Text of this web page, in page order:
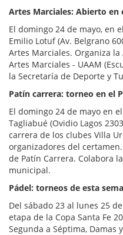
Artes Marciales: Abierto en
El domingo 24 de mayo, en
Emilio Lotuf (Av. Belgrano
Artes Marciales. Organiza
Artes Marciales - UAAM
la Secretaría de Deporte y
Patín carrera: torneo en el
El domingo 24 de mayo en
Tagliabué (Ovidio Lagos
carrera de los clubes Villa
organizadores del
de Patín Carrera. Colabora
municipal.
Pádel: torneos de esta
Del sábado 23 al lunes 25
etapa de la Copa Santa Fe
Segunda a Séptima, Damas